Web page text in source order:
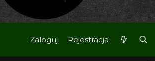
Zaloguj Rejestracja